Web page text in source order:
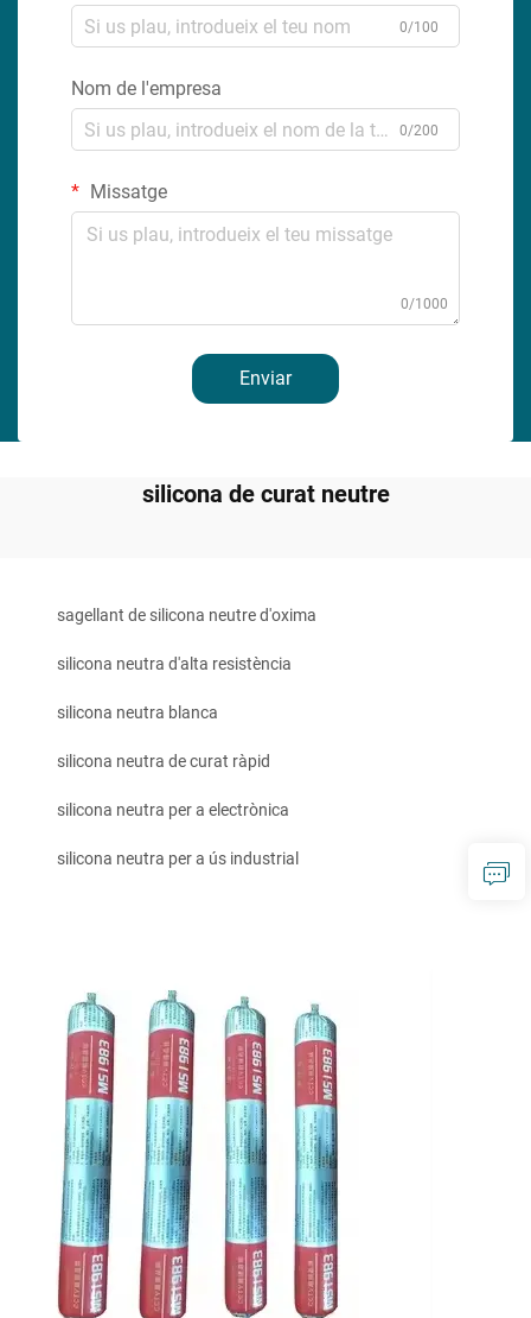
0/100
Nom de l'empresa
0/200
Missatge
0/1000
Enviar
silicona de curat neutre
sagellant de silicona neutre d'oxima
silicona neutra d'alta resistència
silicona neutra blanca
silicona neutra de curat ràpid
silicona neutra per a electrònica
silicona neutra per a ús industrial